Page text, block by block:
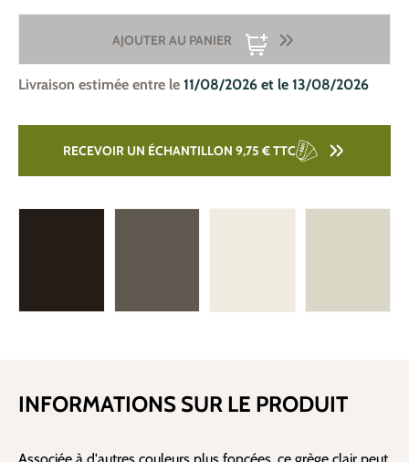
AJOUTER AU PANIER
Livraison estimée entre le 11/08/2026 et le 13/08/2026
RECEVOIR UN ÉCHANTILLON 9,75 €TTC
INFORMATIONS SUR LE PRODUIT